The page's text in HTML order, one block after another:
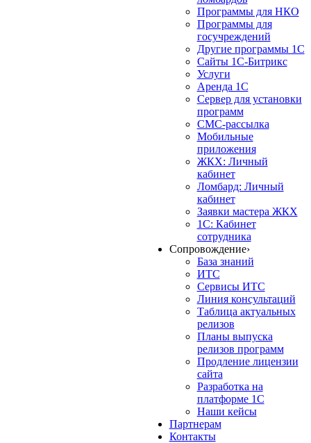
Программы для НКО
Программы для
госучреждений
Другие программы 1С
Сайты 1С-Битрикс
Услуги
Аренда 1С
Сервер для установки
программ
СМС-рассылка
Мобильные
приложения
ЖКХ: Личный
кабинет
Ломбард: Личный
кабинет
Заявки мастера ЖКХ
1С: Кабинет
сотрудника
Сопровождение›
База знаний
ИТС
Сервисы ИТС
Линия консультаций
Таблица актуальных
релизов
Планы выпуска
релизов программ
Продление лицензии
сайта
Разработка на
платформе 1С
Наши кейсы
Партнерам
Контакты